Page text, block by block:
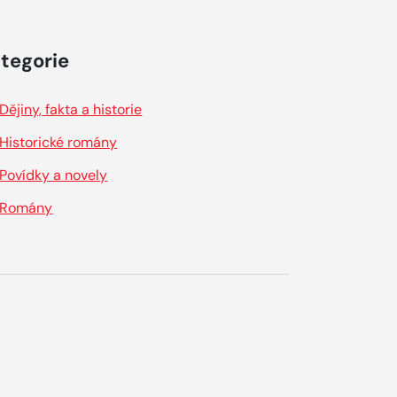
Dějiny, fakta a historie
Historické romány
Povídky a novely
Romány